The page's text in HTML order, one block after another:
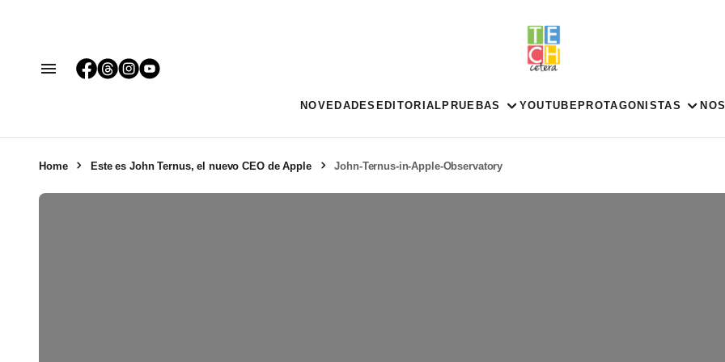
NOVEDADES EDITORIAL PRUEBAS YOUTUBE PROTAGONISTAS
Home Este es John Ternus, el nuevo CEO de Apple John-Ternus-in-Apple-Observatory